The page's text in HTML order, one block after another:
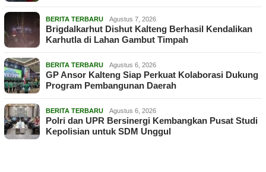
BERITA TERBARU Agustus 7, 2026
Brigdalkarhut Dishut Kalteng Berhasil Kendalikan
Karhutla di Lahan Gambut Timpah
BERITA TERBARU Agustus 6, 2026
GP Ansor Kalteng Siap Perkuat Kolaborasi Dukung
Program Pembangunan Daerah
BERITA TERBARU Agustus 6, 2026
Polri dan UPR Bersinergi Kembangkan Pusat Studi
Kepolisian untuk SDM Unggul